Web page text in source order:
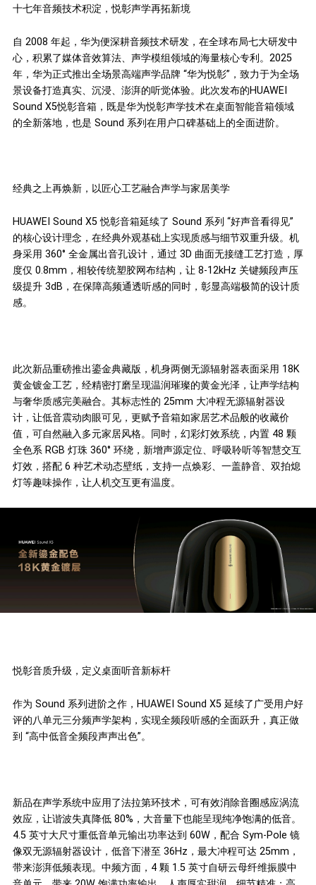
十七年音频技术积淀，悦彰声学再拓新境
自 2008 年起，华为便深耕音频技术研发，在全球布局七大研发中
心，积累了媒体音效算法、声学模组领域的海量核心专利。2025
年，华为正式推出全场景高端声学品牌 “华为悦彰”，致力于为全场
景设备打造真实、沉浸、澎湃的听觉体验。此次发布的HUAWEI
Sound X5悦彰音箱，既是华为悦彰声学技术在桌面智能音箱领域
的全新落地，也是 Sound 系列在用户口碑基础上的全面进阶。
经典之上再焕新，以匠心工艺融合声学与家居美学
HUAWEI Sound X5 悦彰音箱延续了 Sound 系列 “好声音看得见”
的核心设计理念，在经典外观基础上实现质感与细节双重升级。机
身采用 360° 全金属出音孔设计，通过 3D 曲面无接缝工艺打造，厚
度仅 0.8mm，相较传统塑胶网布结构，让 8-12kHz 关键频段声压
级提升 3dB，在保障高频通透听感的同时，彰显高端极简的设计质
感。
此次新品重磅推出鎏金典藏版，机身两侧无源辐射器表面采用 18K
黄金镀金工艺，经精密打磨呈现温润璀璨的黄金光泽，让声学结构
与奢华质感完美融合。其标志性的 25mm 大冲程无源辐射器设
计，让低音震动肉眼可见，更赋予音箱如家居艺术品般的收藏价
值，可自然融入多元家居风格。同时，幻彩灯效系统，内置 48 颗
全色系 RGB 灯珠 360° 环绕，新增声源定位、呼吸聆听等智慧交互
灯效，搭配 6 种艺术动态壁纸，支持一点焕彩、一盖静音、双拍熄
灯等趣味操作，让人机交互更有温度。
悦彰音质升级，定义桌面听音新标杆
作为 Sound 系列进阶之作，HUAWEI Sound X5 延续了广受用户好
评的八单元三分频声学架构，实现全频段听感的全面跃升，真正做
到 “高中低音全频段声声出色”。
新品在声学系统中应用了法拉第环技术，可有效消除音圈感应涡流
效应，让谐波失真降低 80%，大音量下也能呈现纯净饱满的低音。
4.5 英寸大尺寸重低音单元输出功率达到 60W，配合 Sym-Pole 镜
像双无源辐射器设计，低音下潜至 36Hz，最大冲程可达 25mm，
带来澎湃低频表现。中频方面，4 颗 1.5 英寸自研云母纤维振膜中